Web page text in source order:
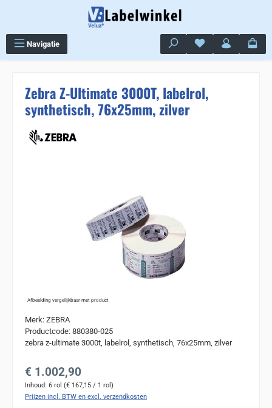
Navigatie Je hebt 0 items op
Zebra Z-Ultimate 3000T, labelrol,
synthetisch, 76x25mm, zilver
Afbeelding vergelijkbaar met product
Merk: ZEBRA
Productcode: 880380-025
zebra z-ultimate 3000t, labelrol, synthetisch, 76x25mm, zilver
Normale prijs:
€ 1.002,90
Inhoud: 6 rol (€ 167,15 / 1 rol)
Prijzen incl. BTW en excl. verzendkosten